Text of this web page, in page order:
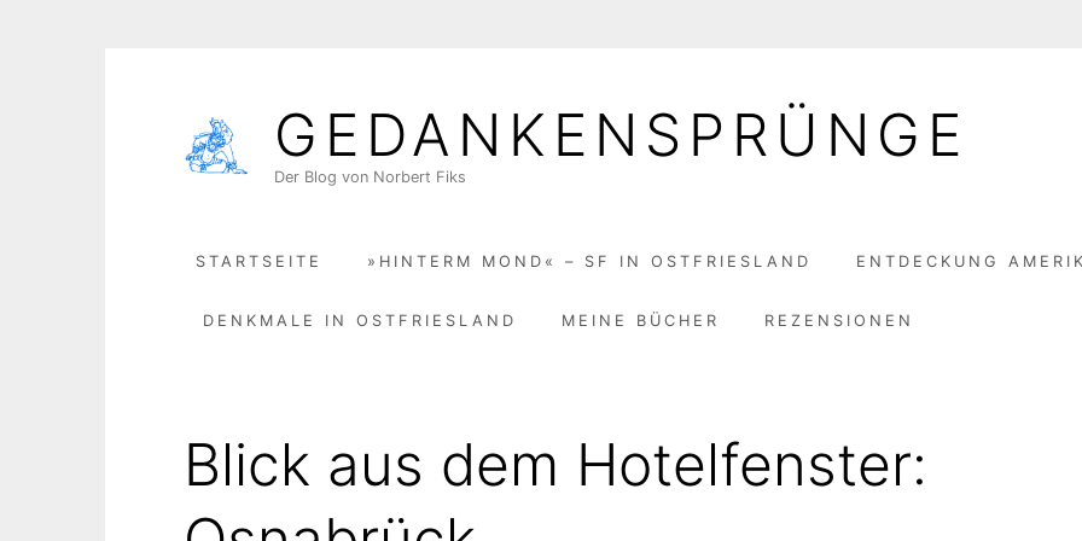
GEDANKENSPRÜNGE
Der Blog von Norbert Fiks
STARTSEITE »HINTERM MOND« – SF IN OSTFRIESLAND ENTDECKUNG
DENKMALE IN OSTFRIESLAND MEINE BÜCHER REZENSIONEN
Blick aus dem Hotelfenster: